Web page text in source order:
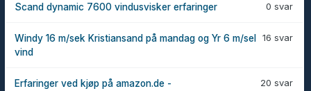
0 svar
Scand dynamic 7600 vindusvisker erfaringer
16 svar
Windy 16 m/sek Kristiansand på mandag og Yr 6 m/sel
vind
20 svar
Erfaringer ved kjøp på amazon.de -